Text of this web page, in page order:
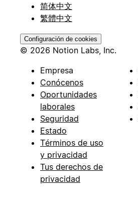
简体中文
繁體中文
Configuración de cookies
© 2026 Notion Labs, Inc.
Empresa
Conócenos
Oportunidades
laborales
Seguridad
Estado
Términos de uso
y privacidad
Tus derechos de
privacidad